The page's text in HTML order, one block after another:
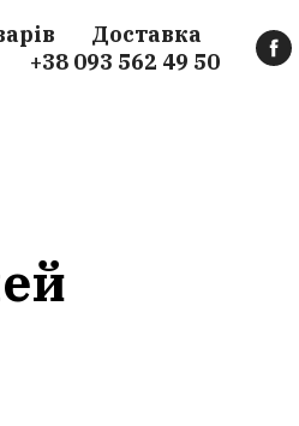
Доставка
+38 093 562 49 50